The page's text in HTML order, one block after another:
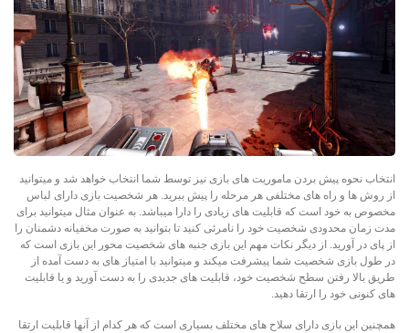
انتخاب نحوه پیش بردن ماموریت های بازی نیز توسط شما انتخاب خواهد شد و میتوانید
از روش ها و راه های مختلفی هر مرحله را پیش ببرید. هر شخصیت بازی دارای لباس
مخصوص به خود است که قابلیت های زیادی را دارا میباشد. به عنوان مثال میتوانید برای
مدت زمان محدودی شخصیت خود را نامرئی کنید تا بتوانید به صورت مخفیانه دشمنان را
از پای در آورید. از دیگر نکات مهم این بازی جنبه های شخصیت محور این بازی است که
در طول بازی شخصیت شما پیشرفت میکند و میتوانید با امتیاز های به دست آمده از
طریق بالا رفتن سطح شخصیت خود، قابلیت های جدیدی را به دست آورید و یا قابلیت
های کنونی خود را ارتقا دهید.
همچنین این بازی دارای سلاح های مختلف بسیاری است که هر کدام از آنها قابلیت ارتقا